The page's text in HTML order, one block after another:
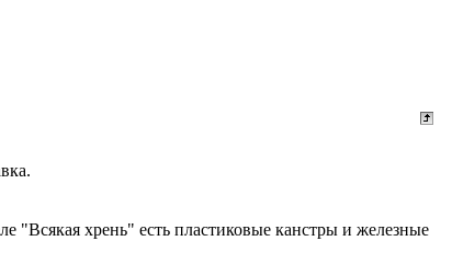
"Всякая хрень" есть пластиковые канстры и железные